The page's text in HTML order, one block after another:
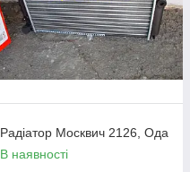
Радіатор Москвич 2126, Ода
В наявності